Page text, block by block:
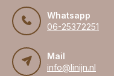
Whatsapp
06-25372251
Mail
info@linijn.nl